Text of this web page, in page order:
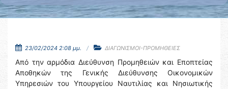
23/02/2024 2:08 μμ. ΔΙΑΓΩΝΙΣΜΟΙ-ΠΡΟΜΗΘΕΙΕΣ
Από την αρμόδια Διεύθυνση Προμηθειών και Εποπτείας
Αποθηκών της Γενικής Διεύθυνσης Οικονομικών
Υπηρεσιών του Υπουργείου Ναυτιλίας και Νησιωτικής